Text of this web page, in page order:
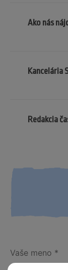
Ako nás
Kancelária
Redakcia